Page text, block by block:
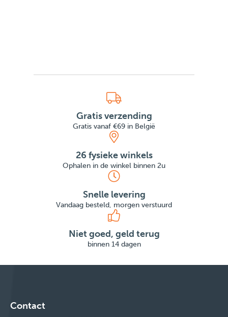
Gratis verzending
Gratis vanaf €69 in België
26 fysieke winkels
Ophalen in de winkel binnen 2u
Snelle levering
Vandaag besteld, morgen verstuurd
Niet goed, geld terug
binnen 14 dagen
Contact